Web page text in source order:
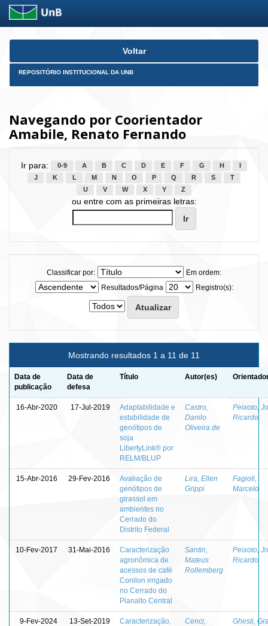
Skip
Voltar
REPOSITÓRIO INSTITUCIONAL DA UNB
Navegando por Coorientador
Amabile, Renato Fernando
Ir para: 0-9 A B C D E F G H
J
K L M N O P Q R S
T
U
V W X Y Z
ou entre com as primeiras letras:
Classificar por:
Em ordem:
Resultados/Página
Registro(s):
Mostrando resultados 1 a 11 de 11
Data de
publicação
Data de
defesa
Título Autor(es)
16-Abr-2020 17-Jul-2019
Adaptabilidade e
estabilidade de
genótipos de
soja
LibertyLink® por
RELM/BLUP
Castro,
Danilo
Oliveira de
Peixoto,
Ricardo
15-Abr-2016 29-Fev-2016
Avaliação de
genótipos de
girassol em
ambientes no
Cerrado do
Distrito Federal
Lira, Ellen
Grippi
Fagioli,
Marcelo
10-Fev-2017 31-Mai-2016
Caracterização
agronômica de
acessos de café
Conilon irrigado
no Cerrado do
Planalto Central
Santin,
Mateus
Rollemberg
Peixoto,
Ricardo
9-Fev-2024 13-Set-2019
Caracterização,
Cenci,
Ghesti,